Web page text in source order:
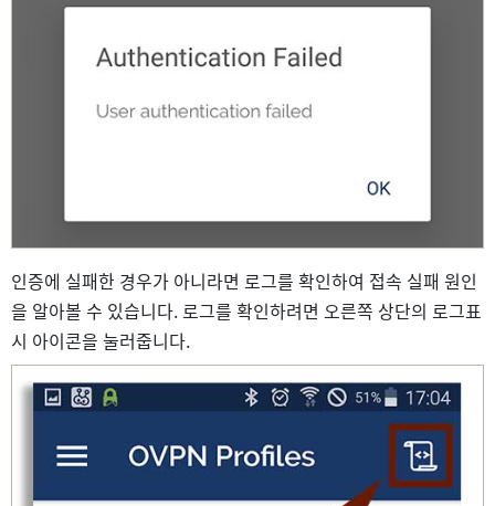
인증에 실패한 경우가 아니라면 로그를 확인하여 접속 실패 원인
을 알아볼 수 있습니다. 로그를 확인하려면 오른쪽 상단의 로그표
시 아이콘을 눌러줍니다.